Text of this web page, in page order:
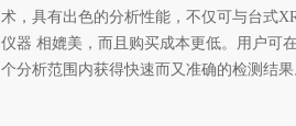
术，具有出色的分析性能，不仅可与台式
仪器 相媲美，而且购买成本更低。用户可
个分析范围内获得快速而又准确的检测结果